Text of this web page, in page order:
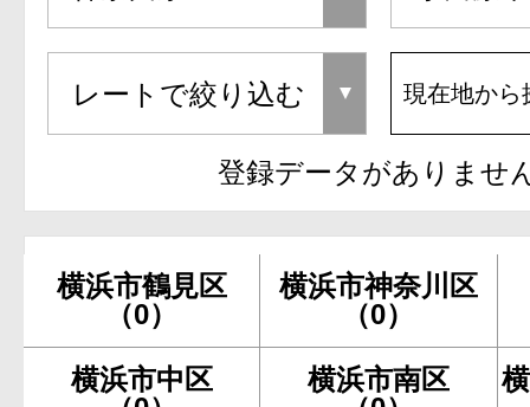
現在地から
登録データがありませ
横浜市鶴見区
（0）
横浜市神奈川区
（0）
横浜市中区
横浜市南区